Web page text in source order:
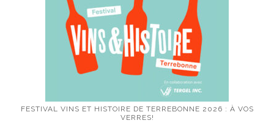
FESTIVAL VINS ET HISTOIRE DE TERREBONNE 2026 : À VOS
VERRES!